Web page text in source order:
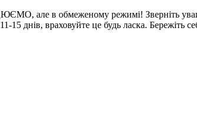
але в обмеженому режимі! Зверніть
15 днів, враховуйте це будь ласка. Бережіть